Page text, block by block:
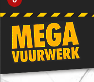
Skip
primary
Skip
main
Skip
primary
Skip
footer